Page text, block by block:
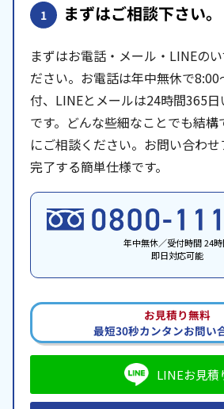
1 まずはご相談下さい。
まずはお電話・メール・LINEの
ださい。お電話は年中無休で
付、LINEとメールは24時間365
です。どんな些細なことでも結
にご相談ください。お問い合わ
完了する簡単仕様です。
年中無休／受付時間 24
即日対応可能
お見積り無料
最短30秒カンタンお問い
LINEお見積